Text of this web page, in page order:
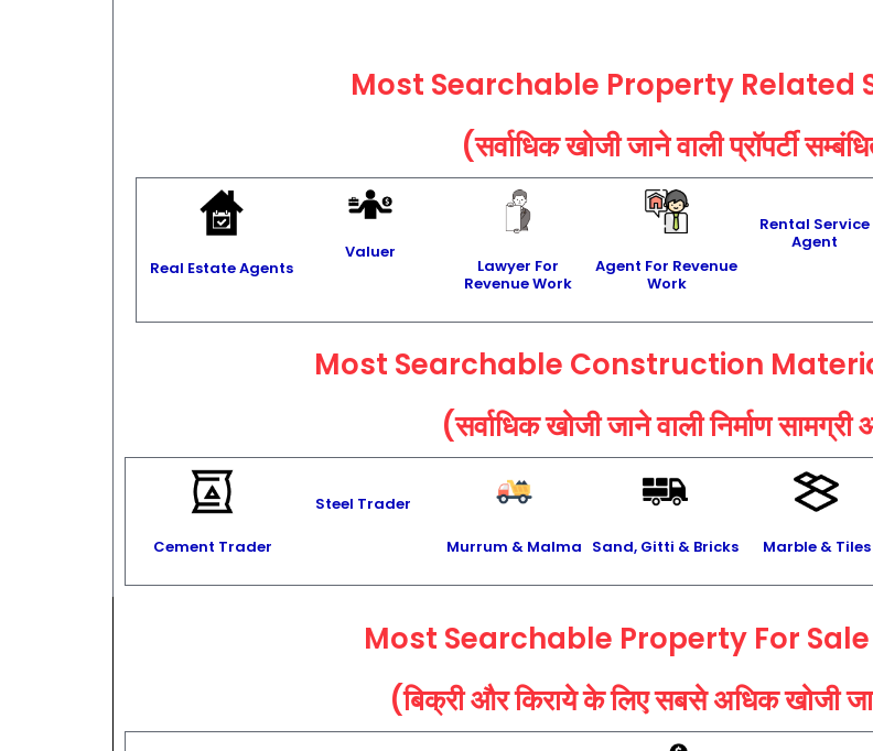
Most Searchable Property Related
(सर्वाधिक खोजी जाने वाली प्रॉपर्टी
Real Estate Agents
Valuer
Lawyer For
Revenue Work
Agent For Revenue
Work
Rental Service
Agent
Most Searchable Construction
(सर्वाधिक खोजी जाने वाली निर्माण सामग्री
Cement Trader
Steel Trader
Murrum & Malma Sand, Gitti & Bricks Marble & Tiles
Most Searchable Property For
(बिक्री और किराये के लिए सबसे अधिक खोजी